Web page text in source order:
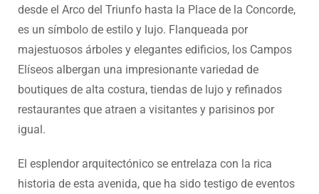
desde el Arco del Triunfo hasta la Place de la Concorde,
es un símbolo de estilo y lujo. Flanqueada por
majestuosos árboles y elegantes edificios, los Campos
Elíseos albergan una impresionante variedad de
boutiques de alta costura, tiendas de lujo y refinados
restaurantes que atraen a visitantes y parisinos por
igual.
El esplendor arquitectónico se entrelaza con la rica
historia de esta avenida, que ha sido testigo de eventos